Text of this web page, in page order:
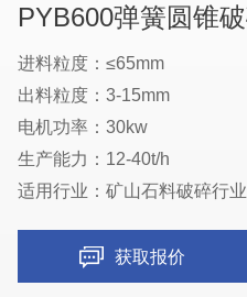
PYB600弹簧圆锥
进料粒度：≤65mm
出料粒度：3-15mm
电机功率：30kw
生产能力：12-40t/h
适用行业：矿山石料破碎行业
获取报价